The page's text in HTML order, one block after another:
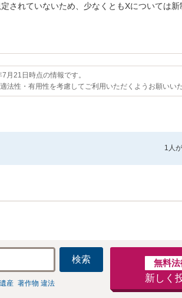
されていないため、少なくともXについては
月21日時点の情報です。
法性・有用性を考慮してご利用いただくようお願いい
1人が
検索
産 著作物 違法
無料
新しく